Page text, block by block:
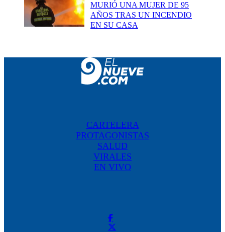
MURIÓ UNA MUJER DE 95
AÑOS TRAS UN INCENDIO
EN SU CASA
CARTELERA
PROTAGONISTAS
SALUD
VIRALES
EN VIVO